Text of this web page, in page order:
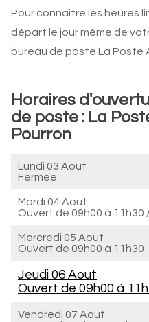
Pour connaitre les heures
départ le jour même de
bureau de poste La Poste
Horaires
de poste : La
Pourron
Lundi 03 Aout
Fermée
Mardi 04 Aout
Ouvert de 09h00 à 11h30
Mercredi 05 Aout
Ouvert de 09h00 à 11h30
Jeudi 06 Aout
Ouvert de 09h00 à
Vendredi 07 Aout